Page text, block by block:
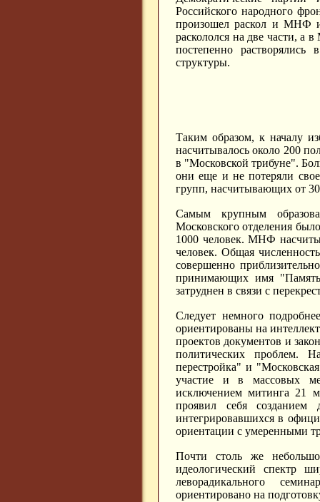
Российского народного
произошел раскол и МНФ
раскололся на две части, а
постепенно
структуры.
Таким образом, к началу
насчитывалось около 200
в "Московской трибуне".
они еще и не потеряли
групп, насчитывающих от
Самым крупным
Московского отделения
1000 человек. МНФ
человек. Общая
совершенно
принимающих имя
затруднен в связи с
Следует немного
ориентированы на
проектов документов и
политических проблем.
перестройка" и
участие и в массовых
исключением митинга 21
проявил себя созданием
интегрировавшихся в
ориентации с умеренными
Почти столь же
идеологический спектр
леворадикального
ориентировано на